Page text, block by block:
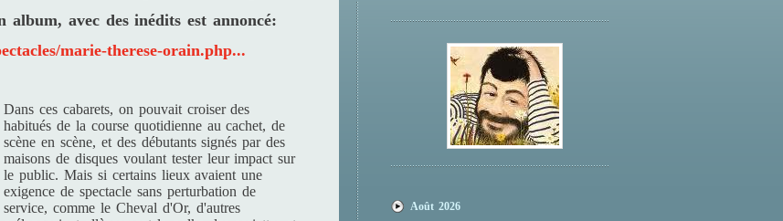
Août 2026
avec des inédits est annoncé:
marie-therese-orain.php...
Dans ces cabarets, on pouvait croiser des
habitués de la course quotidienne au cachet, de
scène en scène, et des débutants signés par des
maisons de disques voulant tester leur impact sur
le public. Mais si certains lieux avaient une
exigence de spectacle sans perturbation de
service, comme le Cheval d'Or, d'autres